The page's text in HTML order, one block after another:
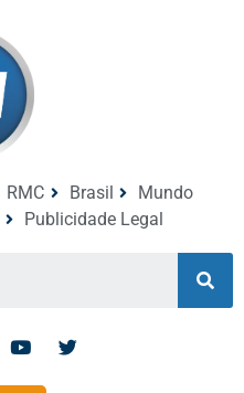
RMC Brasil
Mundo
Publicidade Legal